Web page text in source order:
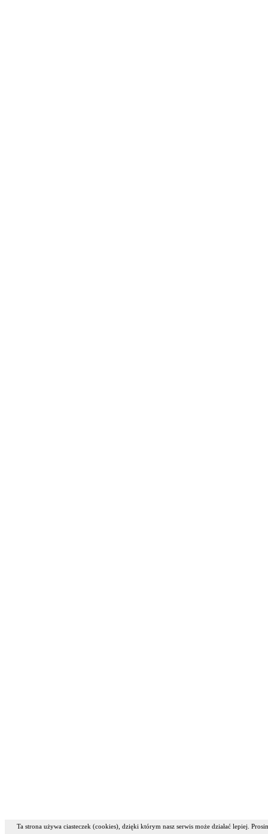
Ta strona używa ciasteczek (cookies), dzięki którym nasz serwis może działać lepiej.